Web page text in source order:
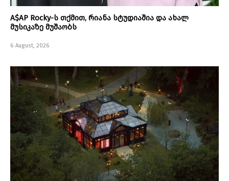
A$AP Rocky-ს თქმით, რიანა სტუდიაშია და ახალ
მუსიკაზე მუშაობს
6 August, 2026